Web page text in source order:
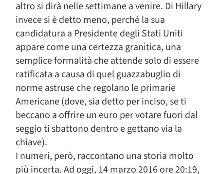
altro si dirà nelle settimane a venire. Di Hillary
invece si è detto meno, perché la sua
candidatura a Presidente degli Stati Uniti
appare come una certezza granitica, una
semplice formalità che attende solo di essere
ratificata a causa di quel guazzabuglio di
norme astruse che regolano le primarie
Americane (dove, sia detto per inciso, se ti
beccano a offrire un euro per votare fuori dal
seggio ti sbattono dentro e gettano via la
chiave).
I numeri, però, raccontano una storia molto
più incerta. Ad oggi, 14 marzo 2016 ore 20:19,